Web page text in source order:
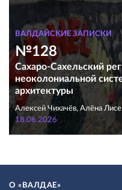
ВАЛДАЙСКИЕ ЗАПИСКИ
№128
Сахаро-Сахельский
неоколониальной
архитектуры
Алексей Чихачёв, Алёна
18.06.2026
О «ВАЛДАЕ»